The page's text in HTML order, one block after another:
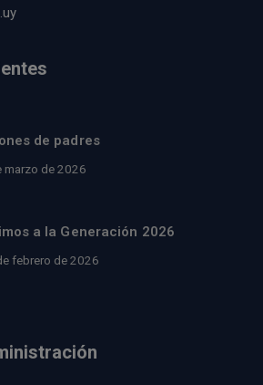
de padres
marzo de 2026
a la Generación 2026
febrero de 2026